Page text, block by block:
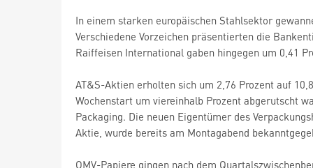
In einem starken europäischen Stahlsektor
Verschiedene Vorzeichen präsentierten die
Raiffeisen International gaben hingegen um 0,41
AT&S-Aktien erholten sich um 2,76 Prozent auf
Wochenstart um viereinhalb Prozent abgerutscht
Packaging. Die neuen Eigentümer des
Aktie, wurde bereits am Montagabend
OMV-Papiere gingen nach dem